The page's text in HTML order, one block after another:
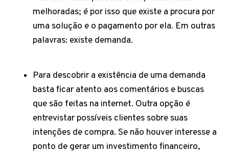
melhoradas; é por isso que existe a procura por
uma solução e o pagamento por ela. Em outras
palavras: existe demanda.
Para descobrir a existência de uma demanda
basta ficar atento aos comentários e buscas
que são feitas na internet. Outra opção é
entrevistar possíveis clientes sobre suas
intenções de compra. Se não houver interesse a
ponto de gerar um investimento financeiro,